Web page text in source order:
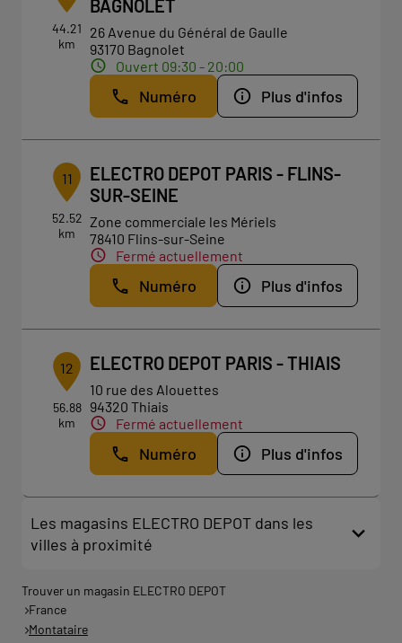
44.21
km
BAGNOLET
26 Avenue du Général de Gaulle
93170 Bagnolet
Ouvert 09:30 - 20:00
Numéro Plus d'infos
11
52.52
km
ELECTRO DEPOT PARIS - FLINS-
SUR-SEINE
Zone commerciale les Mériels
78410 Flins-sur-Seine
Fermé actuellement
Numéro Plus d'infos
12
56.88
km
ELECTRO DEPOT PARIS - THIAIS
10 rue des Alouettes
94320 Thiais
Fermé actuellement
Numéro Plus d'infos
Les magasins ELECTRO DEPOT dans les
villes à proximité
Trouver un magasin ELECTRO DEPOT
France
Montataire